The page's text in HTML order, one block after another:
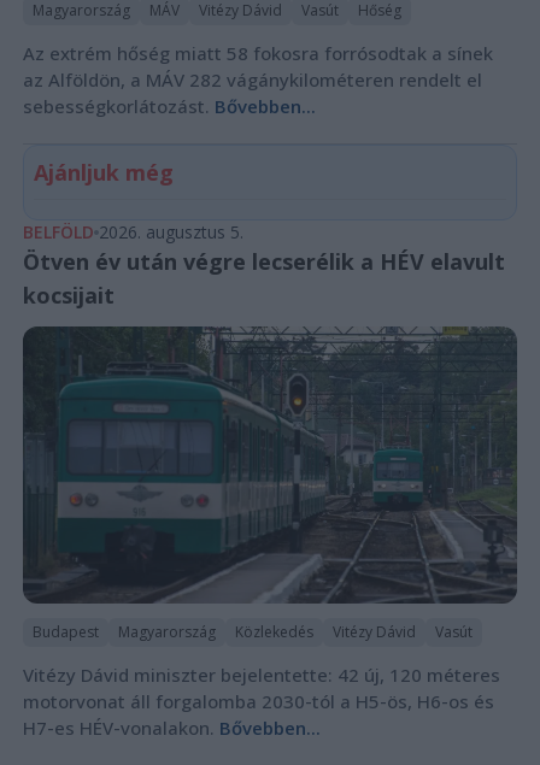
Magyarország MÁV Vitézy Dávid Vasút Hőség
Az extrém hőség miatt 58 fokosra forrósodtak a sínek
az Alföldön, a MÁV 282 vágánykilométeren rendelt el
sebességkorlátozást. Bővebben...
Ajánljuk még
BELFÖLD 2026. augusztus 5.
Ötven év után végre lecserélik a HÉV elavult
kocsijait
Budapest Magyarország Közlekedés Vitézy Dávid Vasút
Vitézy Dávid miniszter bejelentette: 42 új, 120 méteres
motorvonat áll forgalomba 2030-tól a H5-ös, H6-os és
H7-es HÉV-vonalakon. Bővebben...